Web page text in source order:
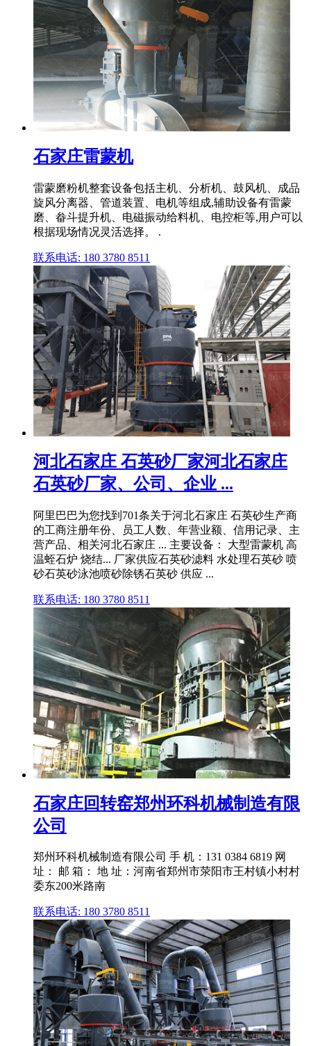
石家庄雷蒙机
雷蒙磨粉机整套设备包括主机、分析机、鼓风机、成品
旋风分离器、管道装置、电机等组成,辅助设备有雷蒙
磨、畚斗提升机、电磁振动给料机、电控柜等,用户可以
根据现场情况灵活选择。 .
联系电话: 180 3780 8511
河北石家庄 石英砂厂家河北石家庄
石英砂厂家、公司、企业 ...
阿里巴巴为您找到701条关于河北石家庄 石英砂生产商
的工商注册年份、员工人数、年营业额、信用记录、主
营产品、相关河北石家庄 ... 主要设备： 大型雷蒙机 高
温蛭石炉 烧结... 厂家供应石英砂滤料 水处理石英砂 喷
砂石英砂泳池喷砂除锈石英砂 供应 ...
联系电话: 180 3780 8511
石家庄回转窑郑州环科机械制造有限
公司
郑州环科机械制造有限公司 手 机：131 0384 6819 网
址： 邮 箱： 地 址：河南省郑州市荥阳市王村镇小村村
委东200米路南
联系电话: 180 3780 8511